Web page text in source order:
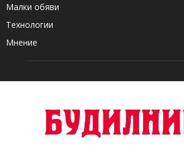
Малки обяви
Технологии
Мнение